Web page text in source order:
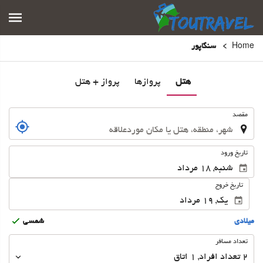
Home سنگاپور
هتل پروازها پرواز + هتل
مقصد
تاریخ ورود
تاریخ خروج
ميلادى شمسى
تعداد
تعداد مسافر
2 تعداد افراد ,
1 اتاق